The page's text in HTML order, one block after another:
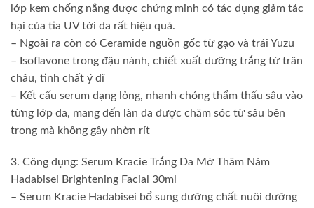
lớp kem chống nắng được chứng minh có tác dụng giảm tác
hại của tia UV tới da rất hiệu quả.
– Ngoài ra còn có Ceramide nguồn gốc từ gạo và trái Yuzu
– Isoflavone trong đậu nành, chiết xuất dưỡng trắng từ trân
châu, tinh chất ý dĩ
– Kết cấu serum dạng lỏng, nhanh chóng thẩm thấu sâu vào
từng lớp da, mang đến làn da được chăm sóc từ sâu bên
trong mà không gây nhờn rít
3. Công dụng: Serum Kracie Trắng Da Mờ Thâm Nám
Hadabisei Brightening Facial 30ml
– Serum Kracie Hadabisei bổ sung dưỡng chất nuôi dưỡng